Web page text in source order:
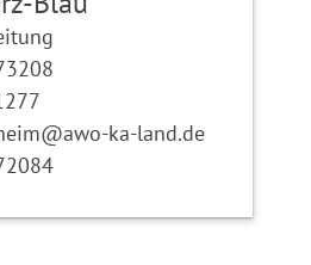
ka-land.de